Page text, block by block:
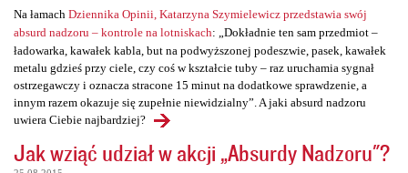
Na łamach Dziennika Opinii, Katarzyna Szymielewicz przedstawia swój
absurd nadzoru – kontrole na lotniskach: „Dokładnie ten sam przedmiot –
ładowarka, kawałek kabla, but na podwyższonej podeszwie, pasek, kawałek
metalu gdzieś przy ciele, czy coś w kształcie tuby – raz uruchamia sygnał
ostrzegawczy i oznacza stracone 15 minut na dodatkowe sprawdzenie, a
innym razem okazuje się zupełnie niewidzialny”. A jaki absurd nadzoru
uwiera Ciebie najbardziej?
Jak wziąć udział w akcji „Absurdy Nadzoru"?